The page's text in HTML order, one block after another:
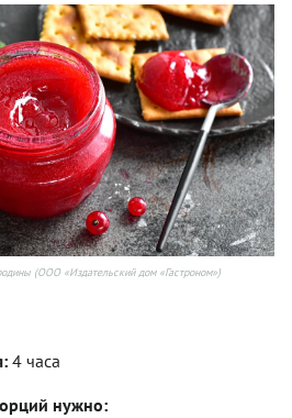
(ООО «Издательский дом «Гастроном»)
4 часа
нужно: